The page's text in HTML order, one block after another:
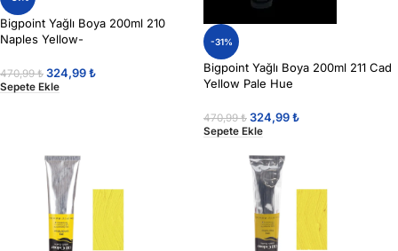
Bigpoint Yağlı Boya 200ml 210
Naples Yellow-
470,99₺ 324,99₺
Sepete Ekle
-31%
Bigpoint Yağlı Boya 200ml 211 Cad
Yellow Pale Hue
470,99₺ 324,99₺
Sepete Ekle